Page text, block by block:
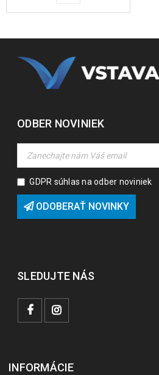
ODBER NOVINIEK
GDPR súhlas na odber noviniek
ODOBERAŤ NOVINKY
SLEDUJTE NÁS
INFORMÁCIE